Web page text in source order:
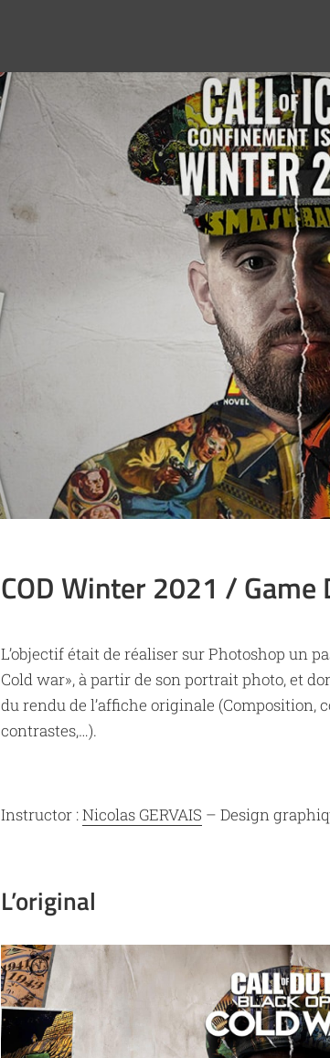
COD Winter 2021 / Game
L’objectif était de réaliser sur Photoshop un
Cold war», à partir de son portrait photo, et
du rendu de l’affiche originale (Composition,
contrastes,…).
Instructor :Nicolas GERVAIS – Design
L’original